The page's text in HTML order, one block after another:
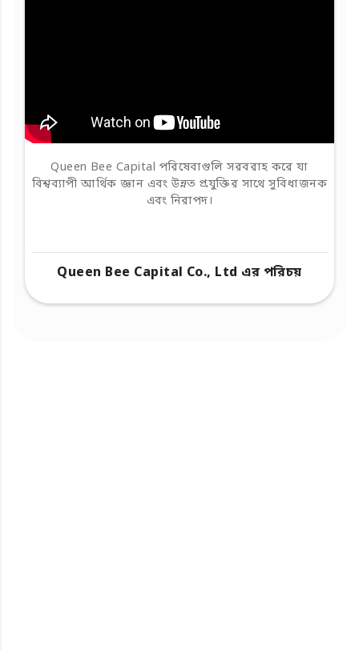
Queen Bee Capital পরিষেবাগুলি সরবরাহ করে যা
বিশ্বব্যাপী আর্থিক জ্ঞান এবং উন্নত প্রযুক্তির সাথে সুবিধাজনক
এবং নিরাপদ।
Queen Bee Capital Co., Ltd এর পরিচয়